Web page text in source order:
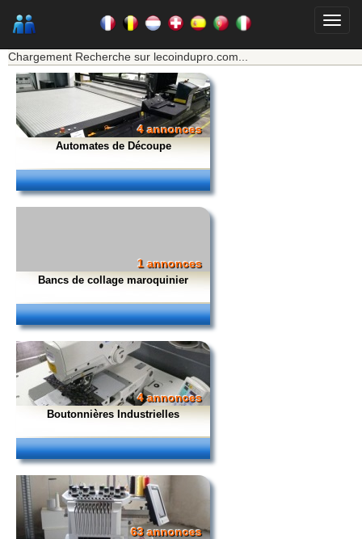
Chargement Recherche sur lecoindupro.com...
4 annonces
Automates de Découpe
1 annonces
Bancs de collage maroquinier
4 annonces
Boutonnières Industrielles
63 annonces